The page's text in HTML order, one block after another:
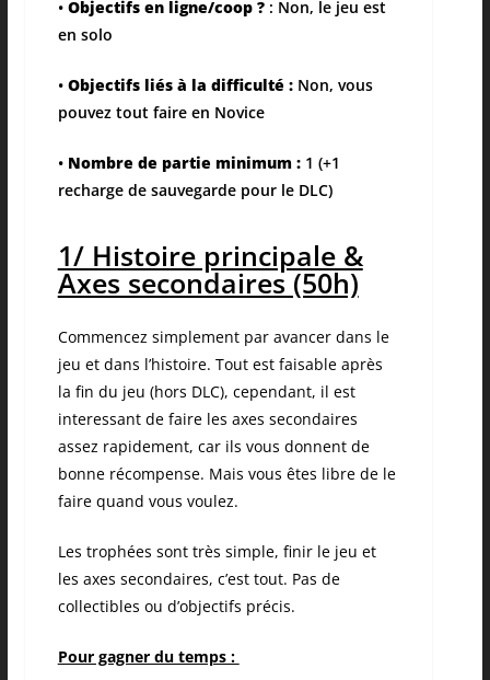
• Objectifs en ligne/coop ?: Non, le jeu est
en solo
• Objectifs liés à la difficulté :Non, vous
pouvez tout faire en Novice
• Nombre de partie minimum :1 (+1
recharge de sauvegarde pour le DLC)
1/ Histoire principale &
Axes secondaires (50h)
Commencez simplement par avancer dans le
jeu et dans l’histoire. Tout est faisable après
la fin du jeu (hors DLC), cependant, il est
interessant de faire les axes secondaires
assez rapidement, car ils vous donnent de
bonne récompense. Mais vous êtes libre de le
faire quand vous voulez.
Les trophées sont très simple, finir le jeu et
les axes secondaires, c’est tout. Pas de
collectibles ou d’objectifs précis.
Pour gagner du temps :